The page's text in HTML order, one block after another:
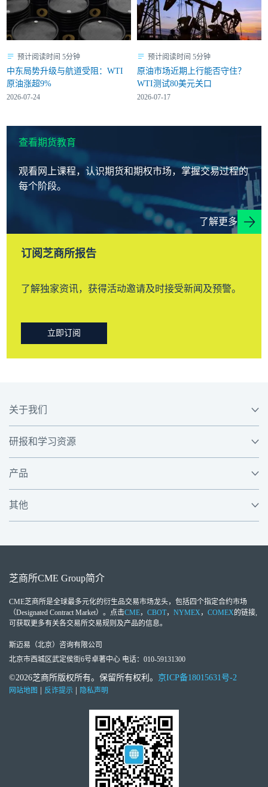
预计阅读时间 5分钟
中东局势升级与航道受阻：WTI
原油涨超9%
2026-07-24
预计阅读时间 5分钟
原油市场近期上行能否守住？
WTI测试80美元关口
2026-07-17
查看期货教育
观看网上课程，认识期货和期权市场，掌握交易过程的
每个阶段。
了解更多
订阅芝商所报告
了解独家资讯，获得活动邀请及时接受新闻及预警。
立即订阅
关于我们
研报和学习资源
产品
其他
芝商所CME Group简介
CME芝商所是全球最多元化的衍生品交易市场龙头，包括四个指定合约市场
（Designated Contract Market）。点击CME， CBOT， NYMEX， COMEX的链接,
可获取更多有关各交易所交易规则及产品的信息。
斯迈易（北京）咨询有限公司
北京市西城区武定侯街6号卓著中心 电话：010-59131300
©2026芝商所版权所有。保留所有权利。 京ICP备18015631号-2
网站地图 反诈提示 隐私声明